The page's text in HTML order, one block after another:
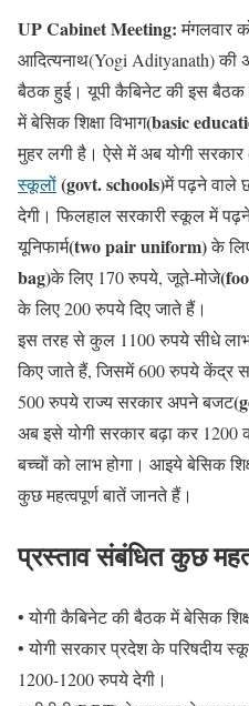
UP Cabinet Meeting:मंगलवार
आदित्यनाथ(Yogi Adityanath) की
बैठक हुई। यूपी कैबिनेट की इस बैठक
में बेसिक शिक्षा विभाग(basic
मुहर लगी है। ऐसे में अब योगी सरकार
स्कूलों(govt. schools)में पढ़ने वाले
देगी। फिलहाल सरकारी स्कूल में पढ़ने
यूनिफार्म(two pair uniform)के
bag)के लिए 170 रुपये, जूते-मोजे
के लिए 200 रुपये दिए जाते हैं।
इस तरह से कुल 1100 रुपये सीधे
किए जाते हैं, जिसमें 600 रुपये केंद्र
500 रुपये राज्य सरकार अपने बजट
अब इसे योगी सरकार बढ़ा कर
बच्चों को लाभ होगा। आइये बेसिक
कुछ महत्वपूर्ण बातें जानते हैं।
प्रस्ताव संबंधित कुछ
• योगी कैबिनेट की बैठक में बेसिक
• योगी सरकार प्रदेश के परिषदीय
1200-1200 रुपये देगी।